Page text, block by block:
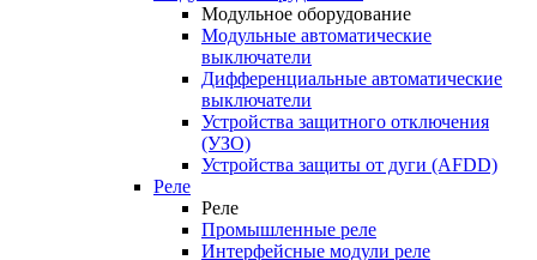
Модульное оборудование
Модульные автоматические
выключатели
Дифференциальные автоматические
выключатели
Устройства защитного отключения
(УЗО)
Устройства защиты от дуги (AFDD)
Реле
Реле
Промышленные реле
Интерфейсные модули реле